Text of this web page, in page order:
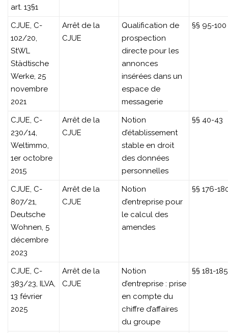
art. 13§1
CJUE, C-
102/20,
StWL
Städtische
Werke, 25
novembre
2021
Arrêt de la
CJUE
Qualification de
prospection
directe pour les
annonces
insérées dans un
espace de
messagerie
§§ 95-100
CJUE, C-
230/14,
Weltimmo,
1er octobre
2015
Arrêt de la
CJUE
Notion
d’établissement
stable en droit
des données
personnelles
§§ 40-43
CJUE, C-
807/21,
Deutsche
Wohnen, 5
décembre
2023
Arrêt de la
CJUE
Notion
d’entreprise pour
le calcul des
amendes
§§ 176-
CJUE, C-
383/23, ILVA,
13 février
2025
Arrêt de la
CJUE
Notion
d’entreprise : prise
en compte du
chiffre d’affaires
du groupe
§§ 181-185